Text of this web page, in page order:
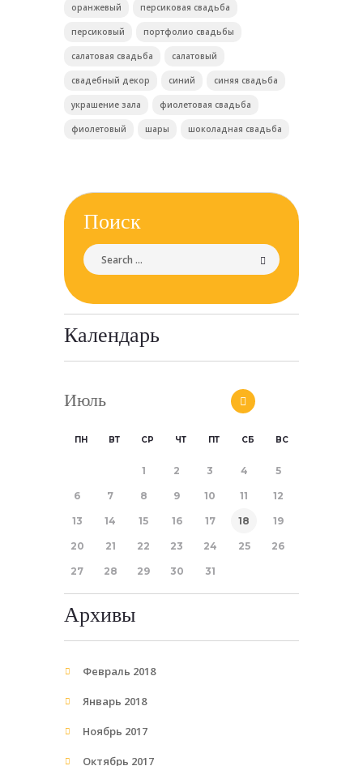
оранжевый персиковая свадьба
персиковый портфолио свадьбы
салатовая свадьба салатовый
свадебный декор синий синяя свадьба
украшение зала фиолетовая свадьба
фиолетовый шары шоколадная свадьба
Поиск
Календарь
Июль
ПН ВТ СР ЧТ ПТ СБ ВС
1 2 3 4 5
6 7 8 9 10 11 12
13 14 15 16 17 18 19
20 21 22 23 24 25 26
27 28 29 30 31
Архивы
Февраль 2018
Январь 2018
Ноябрь 2017
Октябрь 2017